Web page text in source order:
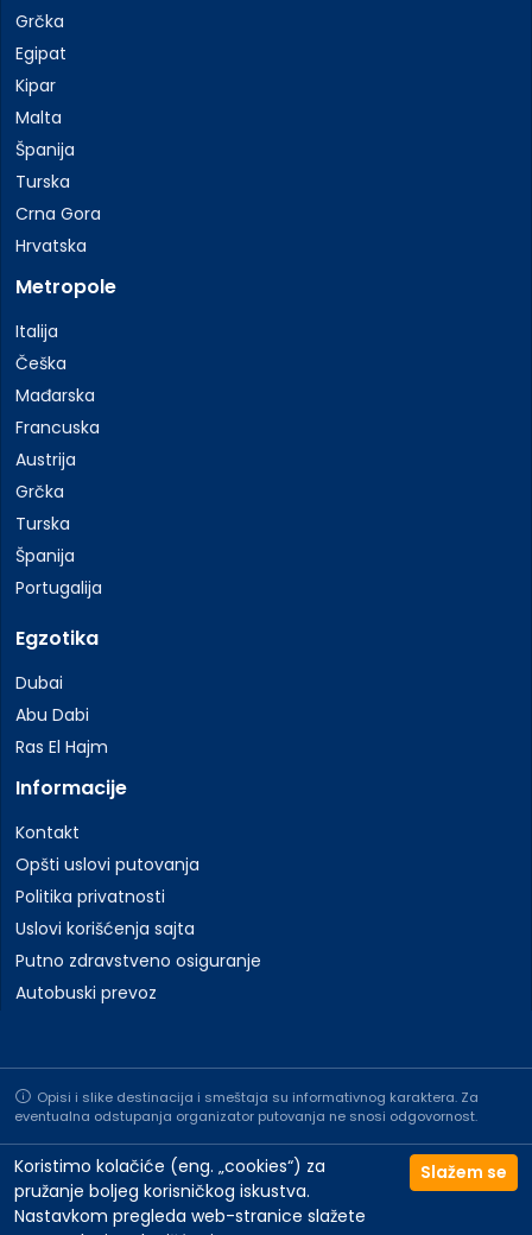
Grčka
Egipat
Kipar
Malta
Španija
Turska
Crna Gora
Hrvatska
Metropole
Italija
Češka
Mađarska
Francuska
Austrija
Grčka
Turska
Španija
Portugalija
Egzotika
Dubai
Abu Dabi
Ras El Hajm
Informacije
Kontakt
Opšti uslovi putovanja
Politika privatnosti
Uslovi korišćenja sajta
Putno zdravstveno osiguranje
Autobuski prevoz
Opisi i slike destinacija i smeštaja su informativnog karaktera. Za
eventualna odstupanja organizator putovanja ne snosi odgovornost.
Koristimo kolačiće (eng. „cookies“) za
pružanje boljeg korisničkog iskustva.
Nastavkom pregleda web-stranice slažete
Slažem se